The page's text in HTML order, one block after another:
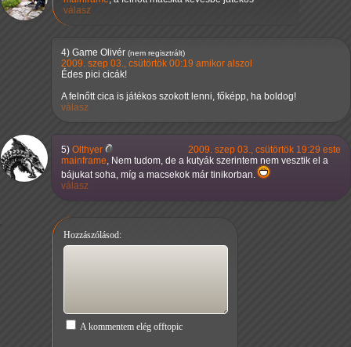
válasz
4) Game Olivér (nem regisztrált)
2009. szep 03., csütörtök 00:19 amikor alszol
Édes pici cicák!
A felnőtt cica is játékos szokott lenni, főképp, ha boldog!
válasz
5) Olthyer
2009. szep 03., csütörtök 19:29 este
mainframe, Nem tudom, de a kutyák szerintem nem vesztik el a
bájukat soha, míg a macsekok már tinikorban.
válasz
Hozzászólásod:
A kommentem elég offtopic